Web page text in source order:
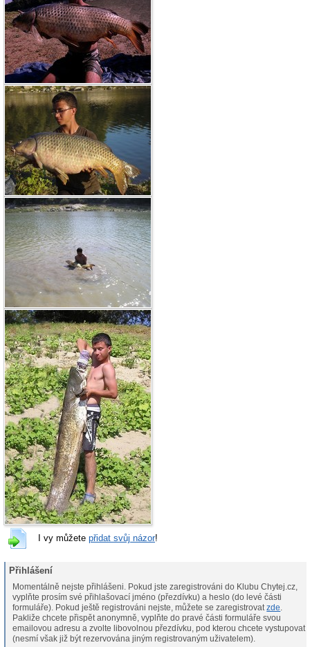
I vy můžete přidat svůj názor!
Přihlášení
Momentálně nejste přihlášeni. Pokud jste zaregistrováni do Klubu Chytej.cz,
vyplňte prosím své přihlašovací jméno (přezdívku) a heslo (do levé části
formuláře). Pokud ještě registrováni nejste, můžete se zaregistrovatzde.
Pakliže chcete přispět anonymně, vyplňte do pravé části formuláře svou
emailovou adresu a zvolte libovolnou přezdívku, pod kterou chcete vystupovat
(nesmí však již být rezervována jiným registrovaným uživatelem).